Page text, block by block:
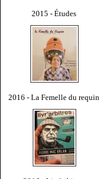
2015 - Études
2016 - La Femelle du requin